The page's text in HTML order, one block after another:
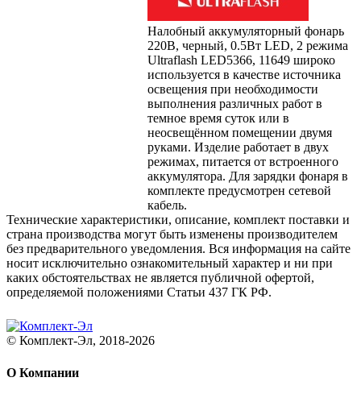
Налобный аккумуляторный фонарь
220В, черный, 0.5Вт LED, 2 режима
Ultraflash LED5366, 11649 широко
используется в качестве источника
освещения при необходимости
выполнения различных работ в
темное время суток или в
неосвещённом помещении двумя
руками. Изделие работает в двух
режимах, питается от встроенного
аккумулятора. Для зарядки фонаря в
комплекте предусмотрен сетевой
кабель.
Технические характеристики, описание, комплект поставки и
страна производства могут быть изменены производителем
без предварительного уведомления. Вся информация на сайте
носит исключительно ознакомительный характер и ни при
каких обстоятельствах не является публичной офертой,
определяемой положениями Статьи 437 ГК РФ.
© Комплект-Эл, 2018-2026
О Компании